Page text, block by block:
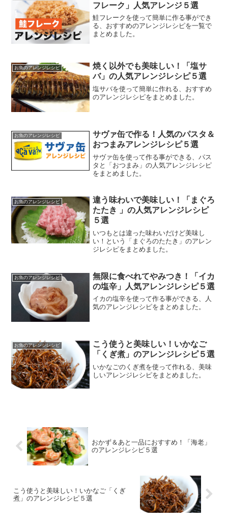
フレーク」人気アレンジ５選
鮭フレークを使って簡単に作る事ができ
る、おすすめのアレンジレシピを一覧で
まとめました。
お魚のアレンジレシピ
焼く以外でも美味しい！「塩サ
バ」の人気アレンジレシピ５選
塩サバを使って簡単に作れる、おすすめ
のアレンジレシピをまとめました。
お魚のアレンジレシピ
サヴァ缶で作る！人気のパスタ＆
おつまみアレンジレシピ５選
サヴァ缶を使って作る事ができる、パス
タと「おつまみ」の人気アレンジレシピ
をまとめました。
お魚のアレンジレシピ
違う味わいで美味しい！「まぐろ
たたき 」の人気アレンジレシピ
５選
いつもとは違った味わいだけど美味し
い！という「まぐろのたたき」のアレン
ジレシピをまとめました。
お魚のアレンジレシピ
無限に食べれてやみつき！「イカ
の塩辛」人気アレンジレシピ５選
イカの塩辛を使って作る事ができる、人
気のアレンジレシピをまとめました。
お魚のアレンジレシピ
こう使うと美味しい！いかなご
「くぎ煮」のアレンジレシピ５選
いかなごのくぎ煮を使って作れる、美味
しいアレンジレシピをまとめました。
おかず＆あと一品におすすめ！「海老」
のアレンジレシピ５選
こう使うと美味しい！いかなご「くぎ
煮」のアレンジレシピ５選